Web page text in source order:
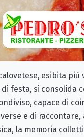
esibita più
festa, si consolida
capace di
e di raccontare,
la memoria